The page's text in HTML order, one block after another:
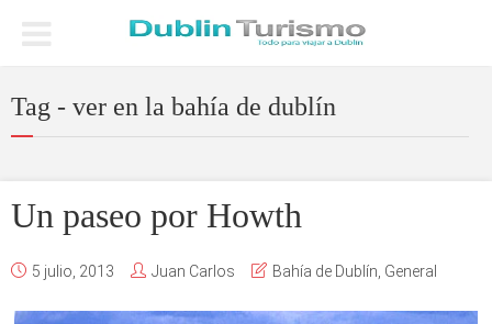
Tag - ver en la bahía de dublín
Un paseo por Howth
5 julio, 2013 Juan Carlos Bahía de Dublín General